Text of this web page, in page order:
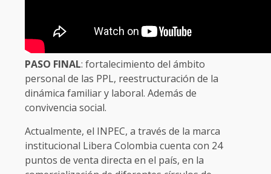
PASO FINAL: fortalecimiento del ámbito
personal de las PPL, reestructuración de la
dinámica familiar y laboral. Además de
convivencia social.
Actualmente, el INPEC, a través de la marca
institucional Libera Colombia cuenta con 24
puntos de venta directa en el país, en la